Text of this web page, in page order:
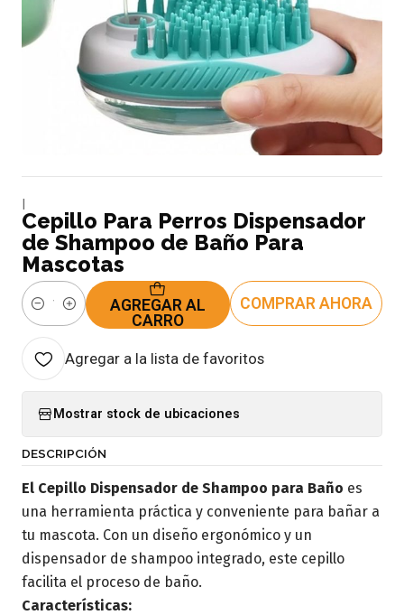
Cepillo Para Perros Dispensador
de Shampoo de Baño Para
Mascotas
Cantidad
AGREGAR AL
CARRO
COMPRAR AHORA
Agregar a la lista de favoritos
Mostrar stock de ubicaciones
DESCRIPCIÓN
El Cepillo Dispensador de Shampoo para Baño es
una herramienta práctica y conveniente para bañar a
tu mascota. Con un diseño ergonómico y un
dispensador de shampoo integrado, este cepillo
facilita el proceso de baño.
Características: